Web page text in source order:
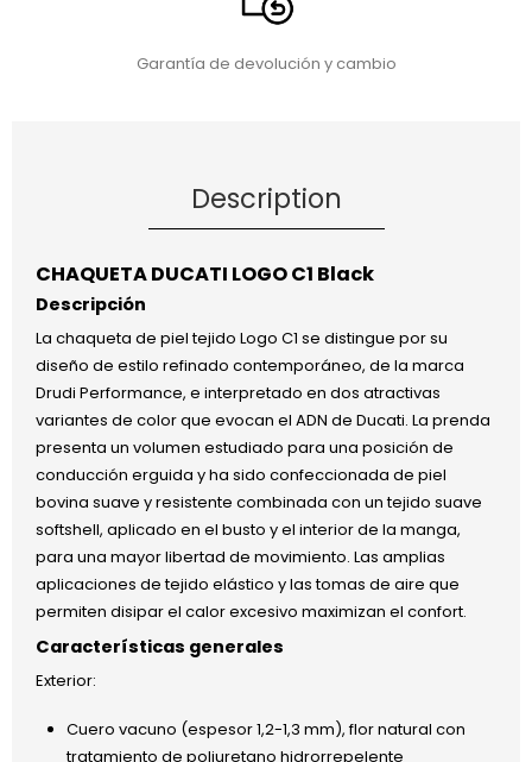
Garantía de devolución y cambio
Description
CHAQUETA DUCATI LOGO C1 Black
Descripción
La chaqueta de piel tejido Logo C1 se distingue por su
diseño de estilo refinado contemporáneo, de la marca
Drudi Performance, e interpretado en dos atractivas
variantes de color que evocan el ADN de Ducati. La prenda
presenta un volumen estudiado para una posición de
conducción erguida y ha sido confeccionada de piel
bovina suave y resistente combinada con un tejido suave
softshell, aplicado en el busto y el interior de la manga,
para una mayor libertad de movimiento. Las amplias
aplicaciones de tejido elástico y las tomas de aire que
permiten disipar el calor excesivo maximizan el confort.
Características generales
Exterior:
Cuero vacuno (espesor 1,2-1,3 mm), flor natural con
tratamiento de poliuretano hidrorrepelente